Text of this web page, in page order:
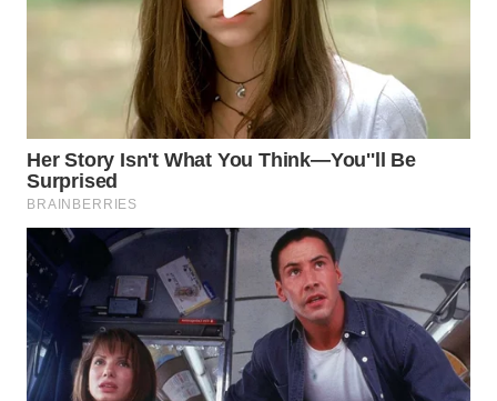
MALUT
WN
DANAU
TOBA
NIAS
WN
LANGKAT